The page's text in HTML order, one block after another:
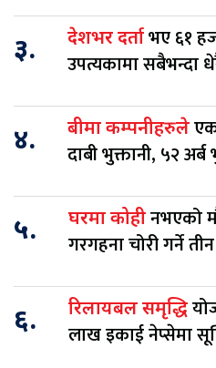
३. देशभर दर्ताभए ६१
उपत्यकामा सबैभन्दा
४. बीमा कम्पनीहरुले
दाबी भुक्तानी, ५२ अर्ब
५. घरमा कोहीनभएको
गरगहना चोरी गर्ने
६. रिलायबल समृद्धि
लाख इकाई नेप्सेमा